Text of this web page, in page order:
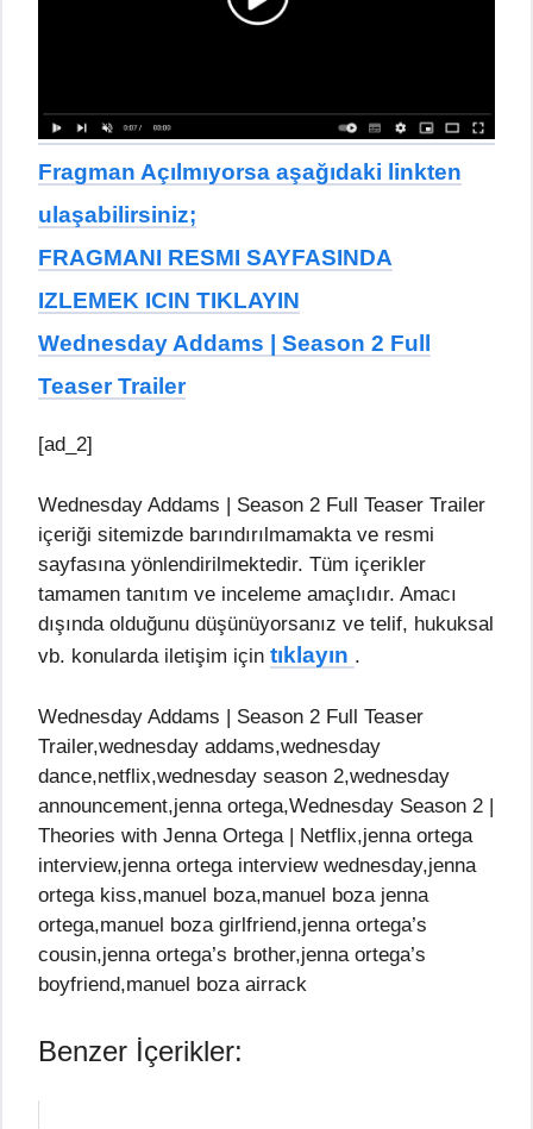
Fragman Açılmıyorsa aşağıdaki linkten
ulaşabilirsiniz;
FRAGMANI RESMI SAYFASINDA
IZLEMEK ICIN TIKLAYIN
Wednesday Addams | Season 2 Full
Teaser Trailer
[ad_2]
Wednesday Addams | Season 2 Full Teaser Trailer
içeriği sitemizde barındırılmamakta ve resmi
sayfasına yönlendirilmektedir. Tüm içerikler
tamamen tanıtım ve inceleme amaçlıdır. Amacı
dışında olduğunu düşünüyorsanız ve telif, hukuksal
vb. konularda iletişim için tıklayın .
Wednesday Addams | Season 2 Full Teaser
Trailer,wednesday addams,wednesday
dance,netflix,wednesday season 2,wednesday
announcement,jenna ortega,Wednesday Season 2 |
Theories with Jenna Ortega | Netflix,jenna ortega
interview,jenna ortega interview wednesday,jenna
ortega kiss,manuel boza,manuel boza jenna
ortega,manuel boza girlfriend,jenna ortega’s
cousin,jenna ortega’s brother,jenna ortega’s
boyfriend,manuel boza airrack
Benzer İçerikler: